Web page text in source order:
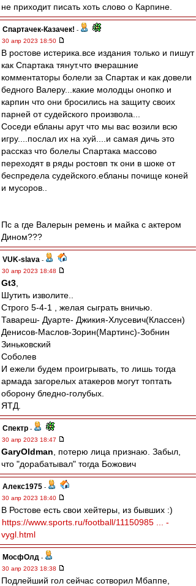
не приходит писать хоть слово о Карпине.
Спартачек-Казачек! -
30 апр 2023 18:50
В ростове истерика.все издания только и пишут
как Спартака тянут.что вчерашние
комментаторы болели за Спартак и как довели
бедного Валеру...какие молодцы онопко и
карпин что они бросились на защиту своих
парней от судейского произвола...
Соседи ебланы арут что мы вас возили всю
игру....послал их на хуй....и самая дичь это
рассказ что болелы Спартака массово
переходят в ряды ростовп тк они в шоке от
беспредела судейского.ебланы почище коней
и мусоров..
Пс а где Валерын ремень и майка с актером
Дином???
VUK-slava -
30 апр 2023 18:48
Gt3
Шутить изволите..
Строго 5-4-1 , желая сыграть вничью.
Тавареш- Дуарте- Джикия-Хлусевич(Классен)
Денисов-Маслов-Зорин(Мартинс)-Зобнин
Зиньковский
Соболев
И ежели будем проигрывать, то лишь тогда
армада загорелых атакеров могут топтать
оборону бледно-голубых.
ЯТД.
Спектр -
30 апр 2023 18:47
GaryOldman , потерю лица признаю. Забыл,
что "дорабатывал" тогда Божович
Алекс1975 -
30 апр 2023 18:40
В Ростове есть свои хейтеры, из бывших :)
https://www.sports.ru/football/11150985 ... -
vygl.html
МосфОлд -
30 апр 2023 18:38
Подлейший гол сейчас сотворил Мбаппе,